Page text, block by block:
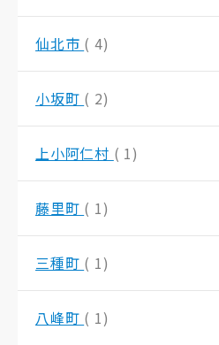
仙北市 ( 4)
小坂町 ( 2)
上小阿仁村 ( 1)
藤里町 ( 1)
三種町 ( 1)
八峰町 ( 1)